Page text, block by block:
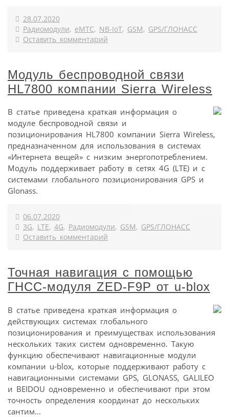
28.07.2020
Радиомодули, eMTC, NB-IoT, GSM, GPS/ГЛОНАСС
Оставить комментарий
Модуль беспроводной связи
HL7800 компании Sierra Wireless
В статье приведена краткая информация о
модуле беспроводной связи и
позиционирования HL7800 компании Sierra Wireless,
предназначенном для использования в системах
«Интернета вещей» с низким энергопотреблением.
Модуль поддерживает работу в сетях 4G (LTE) и с
системами глобального позиционирования GPS и
Glonass.
06.07.2020
3G, LTE, 4G, Радиомодули, GSM, GPS/ГЛОНАСС
Оставить комментарий
Точная навигация с помощью
ГНСС-модуля ZED-F9P от u-blox
В статье приведена краткая информация о
действующих системах глобального
позиционирования и преимуществах использования
нескольких таких систем одновременно. Такую
функцию обеспечивают навигационные модули
компании u-blox, которые поддерживают работу с
навигационными системами GPS, GLONASS, GALILEO
и BEIDOU одновременно и обеспечивают при этом
точность определения координат до нескольких
сантим...